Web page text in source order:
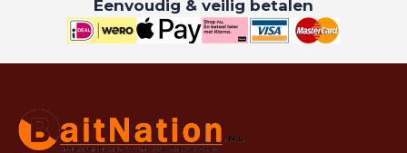
Eenvoudig & veilig betalen